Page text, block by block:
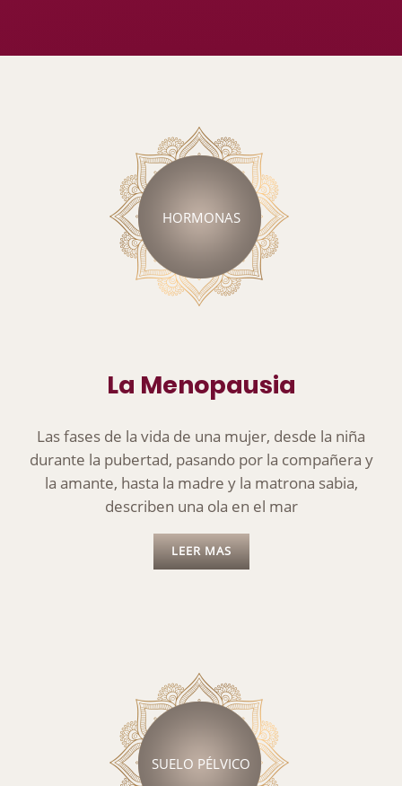
HORMONAS
La Menopausia
Las fases de la vida de una mujer, desde la niña
durante la pubertad, pasando por la compañera y
la amante, hasta la madre y la matrona sabia,
describen una ola en el mar
LEER MAS
SUELO PÉLVICO